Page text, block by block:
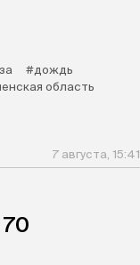
#дождь
область
7 августа, 15:41